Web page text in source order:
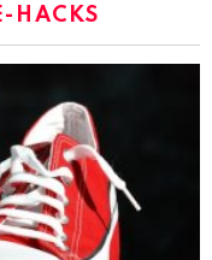
HACKS